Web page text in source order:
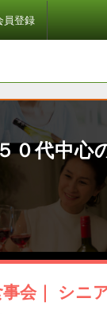
員登録
０代中心
会｜ シニ